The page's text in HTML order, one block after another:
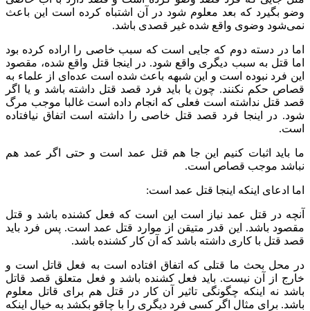
وضو بگیرد که بعد معلوم شود در آن اشتباه کرده است این باعث
نمی‌شود وضوی واقع شده غیر قصدی باشد.
اما در دسته دوم که جایی است که سبب خاصی را اراده کرده بود
اما قتل به سبب دیگری واقع شود. در اینجا قتل واقع شده، مقصود
این فرد نبوده است و این شبهه باعث شده است عده‌ای از علماء به
قصاص حکم نکنند. چون یا باید فرد قصد قتل داشته باشد و یا اگر
قصد قتل نداشته است فعلی که انجام داده است غالبا موجب مرگ
شود. در اینجا فرد قصد قتل خاصی را داشته است اتفاق نیافتاده
است.
ما باید اثبات کنیم این جا هم قتل عمد است و حتی اگر عمد هم
نباشد موجب قصاص است.
اما ادعای اینکه اینجا قتل عمد است:
آنچه در قتل عمد نیاز است این است که فعل کشنده باشد و قتل
مقصود باشد. این قدر متیقن از موارد قتل عمد است. پس فرد باید
قصد قتل با کاری داشته باشد که آن کار کشنده باشد.
در محل بحث ما قتلی که اتفاق افتاده است به فعل قاتل است و
خارج از آن نیست. باید فعل کشنده باشد و فعل متعلق قصد قاتل
باشد نه اینکه چگونگی تاثیر آن کار در قتل هم برای قاتل معلوم
باشد. برای مثال اگر کسی فرد دیگری را با چاقو بکشد به خیال اینکه